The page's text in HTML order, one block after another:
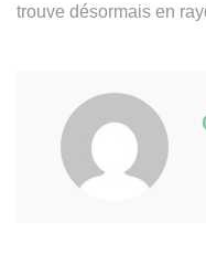
trouve désormais en